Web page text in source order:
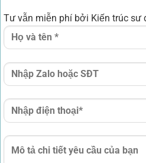
Tư vẫn miễn phí bởi Kiến trúc sư